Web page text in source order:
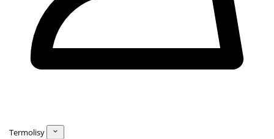
Termolisy